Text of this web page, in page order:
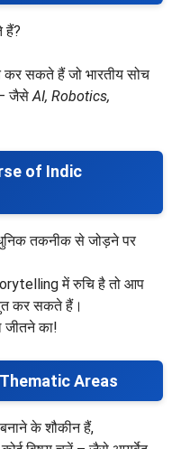
हैं?
कर सकते हैं जो भारतीय सोच
– जैसेAI, Robotics,
of Indic
तकनीक से जोड़ने पर
में रुचि है तो आप
कर सकते हैं।
जीतने का!
Areas
के शौकीन हैं,